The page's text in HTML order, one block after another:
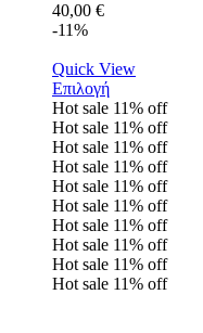
40,00 €
-11%
Quick View
Επιλογή
Hot sale 11% off
Hot sale 11% off
Hot sale 11% off
Hot sale 11% off
Hot sale 11% off
Hot sale 11% off
Hot sale 11% off
Hot sale 11% off
Hot sale 11% off
Hot sale 11% off